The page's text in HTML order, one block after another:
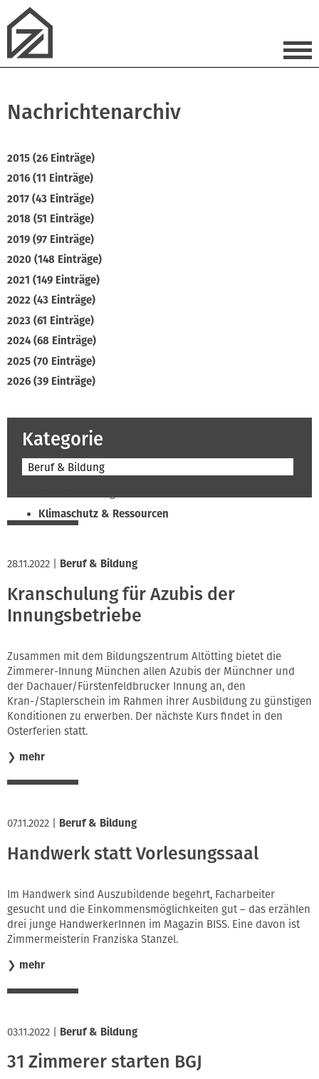
Nachrichtenarchiv
2015 (26 Einträge)
2016 (11 Einträge)
2017 (43 Einträge)
2018 (51 Einträge)
2019 (97 Einträge)
2020 (148 Einträge)
2021 (149 Einträge)
2022 (43 Einträge)
2023 (61 Einträge)
2024 (68 Einträge)
2025 (70 Einträge)
2026 (39 Einträge)
Kategorie
Beruf & Bildung
Klimaschutz & Ressourcen
Soziales & Tarifpolitik
Verband & Innungen
Innung
28.11.2022 Beruf & Bildung
Kranschulung für Azubis der
Innungsbetriebe
Zusammen mit dem Bildungszentrum Altötting bietet die
Zimmerer-Innung München allen Azubis der Münchner und
der Dachauer/Fürstenfeldbrucker Innung an, den
Kran-/Staplerschein im Rahmen ihrer Ausbildung zu günstigen
Konditionen zu erwerben. Der nächste Kurs findet in den
Osterferien statt.
❯ mehr
07.11.2022 Beruf & Bildung
Handwerk statt Vorlesungssaal
Im Handwerk sind Auszubildende begehrt, Facharbeiter
gesucht und die Einkommensmöglichkeiten gut – das erzählen
drei junge HandwerkerInnen im Magazin BISS. Eine davon ist
Zimmermeisterin Franziska Stanzel.
❯ mehr
03.11.2022 Beruf & Bildung
31 Zimmerer starten BGJ